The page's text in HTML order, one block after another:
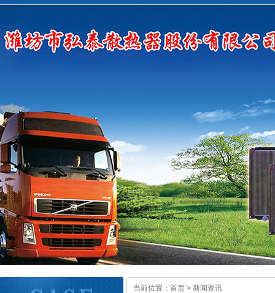
当前位置： 首页 > 新闻资讯